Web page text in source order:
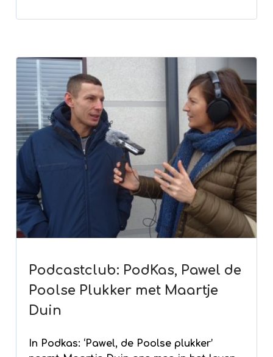
Podcastclub: PodKas, Pawel de
Poolse Plukker met Maartje
Duin
In Podkas: ‘Pawel, de Poolse plukker’